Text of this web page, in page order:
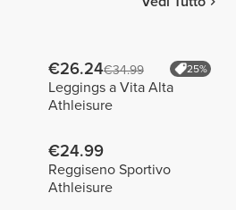
€26.24€34.99 25%
Leggings a Vita Alta
Athleisure
€24.99
Reggiseno Sportivo
Athleisure